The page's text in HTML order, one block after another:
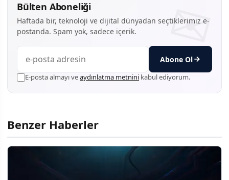
Bülten Aboneliği
Haftada bir, teknoloji ve dijital dünyadan seçtiklerimiz e-
postanda. Spam yok, sadece içerik.
Abone Ol
E-posta almayı veaydınlatma metnini kabul ediyorum.
Benzer Haberler